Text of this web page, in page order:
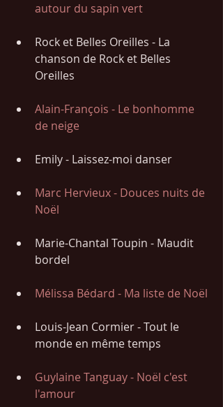
autour du sapin vert
Rock et Belles Oreilles - La
chanson de Rock et Belles
Oreilles
Alain-François - Le bonhomme
de neige
Emily - Laissez-moi danser
Marc Hervieux - Douces nuits de
Noël
Marie-Chantal Toupin - Maudit
bordel
Mélissa Bédard - Ma liste de Noël
Louis-Jean Cormier - Tout le
monde en même temps
Guylaine Tanguay - Noël c'est
l'amour